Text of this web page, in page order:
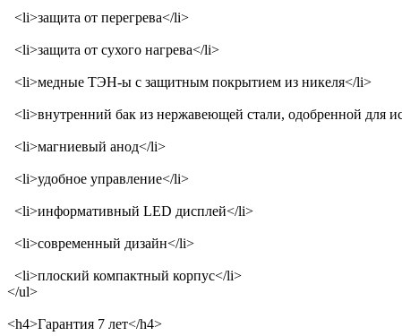
<li>защита от перегрева</li>
<li>защита от сухого нагрева</li>
<li>медные ТЭН-ы с защитным покрытием из никеля</li>
<li>внутренний бак из нержавеющей стали, одобренной для
<li>магниевый анод</li>
<li>удобное управление</li>
<li>информативный LED дисплей</li>
<li>современный дизайн</li>
<li>плоский компактный корпус</li>
</ul>
<h4>Гарантия 7 лет</h4>